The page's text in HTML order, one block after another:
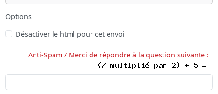
Options
Désactiver le html pour cet envoi
Anti-Spam / Merci de répondre à la question suivante :